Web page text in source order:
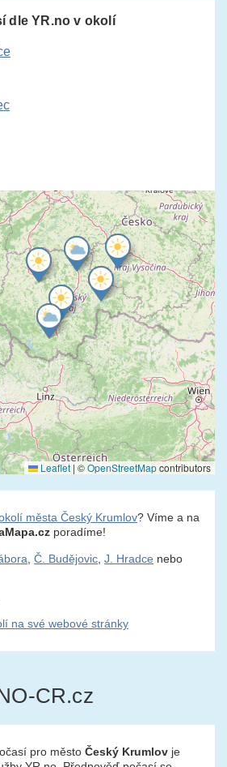
dle YR.no v okolí
Leaflet | ©OpenStreetMapcontributors
města Český Krumlov? Víme a na
poradíme!
Č. Budějovic J. Hradce nebo
na své webové stránky
CR.cz
pro město Český Krumlov je